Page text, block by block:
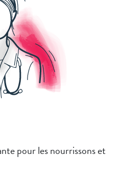
pour les nourrissons et